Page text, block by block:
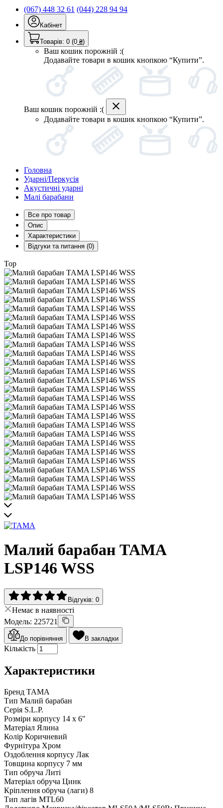
(067) 448 32 61 (044) 228 94 94
Кабінет
Товарів: 0 (0 ₴)
Ваш кошик порожній :(
Додавайте товари в кошик кнопкою “Купити”.
Ваш кошик порожній :(
Додавайте товари в кошик кнопкою “Купити”.
Головна
Ударні/Перкусія
Акустичні ударні
Малі барабани
Все про товар
Опис
Характеристики
Відгуки та питання (0)
Top
Малий барабан TAMA
LSP146 WSS
Відгуків: 0
Немає в наявності
Модель: 225721
До порівняння В закладки
Кількість
Характеристики
Бренд TAMA
Тип Малий барабан
Серія S.L.P.
Розміри корпусу 14 x 6"
Матеріал Ялина
Колір Коричневий
Фурнітура Хром
Оздоблення корпусу Лак
Товщина корпусу 7 мм
Тип обруча Литі
Матеріал обруча Цинк
Кріплення обруча (лаги) 8
Тип лагів MTL60